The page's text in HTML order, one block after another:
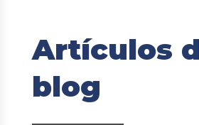
Artículos
blog